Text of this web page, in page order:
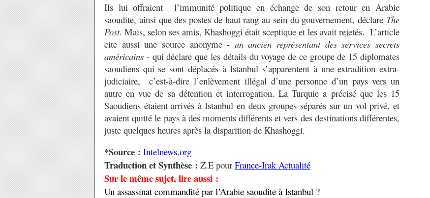
Ils lui offraient l’immunité politique en échange de son retour en Arabie
saoudite, ainsi que des postes de haut rang au sein du gouvernement, déclare The
Post. Mais, selon ses amis, Khashoggi était sceptique et les avait rejetés. L’article
cite aussi une source anonyme - un ancien représentant des services secrets
américains - qui déclare que les détails du voyage de ce groupe de 15 diplomates
saoudiens qui se sont déplacés à Istanbul s’apparentent à une extradition extra-
judiciaire, c’est-à-dire l’enlèvement illégal d’une personne d’un pays vers un
autre en vue de sa détention et interrogation. La Turquie a précisé que les 15
Saoudiens étaient arrivés à Istanbul en deux groupes séparés sur un vol privé, et
avaient quitté le pays à des moments différents et vers des destinations différentes,
juste quelques heures après la disparition de Khashoggi.
*Source : Intelnews.org
Traduction et Synthèse : Z.E pour France-Irak Actualité
Sur le même sujet, lire aussi :
Un assassinat commandité par l’Arabie saoudite à Istanbul ?